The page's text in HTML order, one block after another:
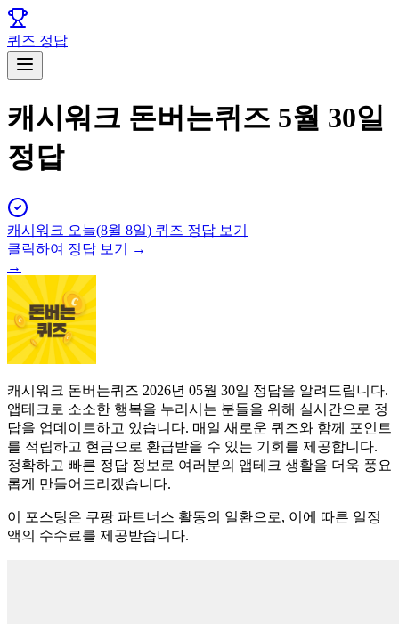
퀴즈 정답
캐시워크 돈버는퀴즈 5월 30일
정답
캐시워크 오늘(8월 8일) 퀴즈 정답 보기
클릭하여 정답 보기 →
→
캐시워크 돈버는퀴즈 2026년 05월 30일 정답을 알려드립니다.
앱테크로 소소한 행복을 누리시는 분들을 위해 실시간으로 정
답을 업데이트하고 있습니다. 매일 새로운 퀴즈와 함께 포인트
를 적립하고 현금으로 환급받을 수 있는 기회를 제공합니다.
정확하고 빠른 정답 정보로 여러분의 앱테크 생활을 더욱 풍요
롭게 만들어드리겠습니다.
이 포스팅은 쿠팡 파트너스 활동의 일환으로, 이에 따른 일정
액의 수수료를 제공받습니다.